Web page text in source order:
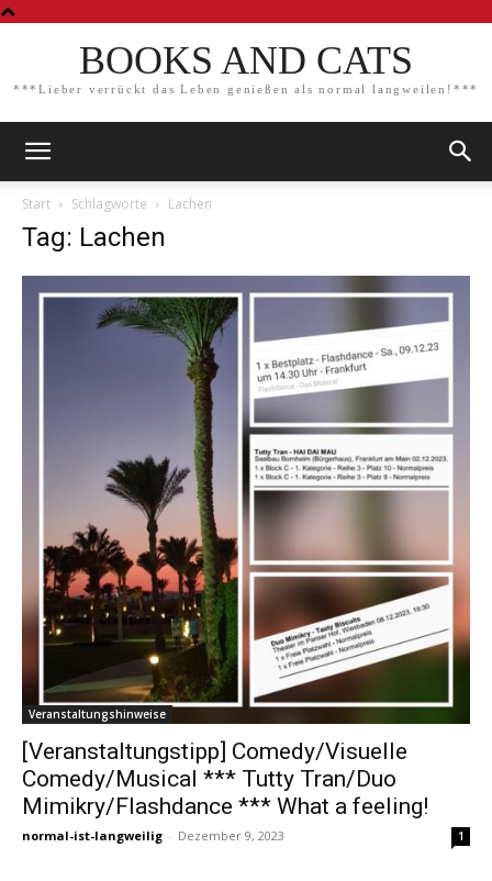
BOOKS AND CATS
***Lieber verrückt das Leben genießen als normal langweilen!***
Start Schlagworte Lachen
Tag: Lachen
Veranstaltungshinweise
[Veranstaltungstipp] Comedy/Visuelle
Comedy/Musical *** Tutty Tran/Duo
Mimikry/Flashdance *** What a feeling!
normal-ist-langweilig - Dezember 9, 2023 1